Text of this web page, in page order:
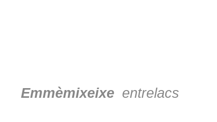
Emmèmixeixe entrelacs